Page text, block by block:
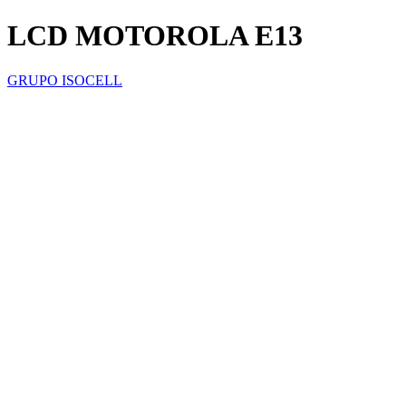
LCD MOTOROLA E13
GRUPO ISOCELL